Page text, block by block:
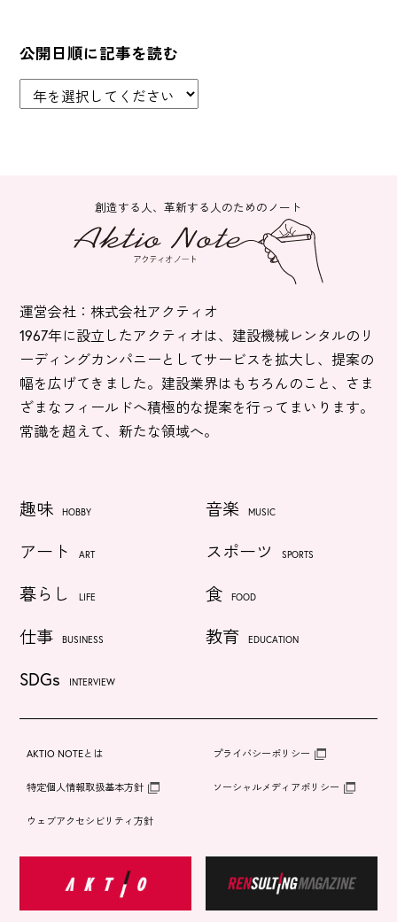
公開日順に記事を読む
創造する人、革新する人のためのノート
運営会社：株式会社アクティオ
1967年に設立したアクティオは、建設機械レンタルのリ
ーディングカンパニーとしてサービスを拡大し、提案の
幅を広げてきました。建設業界はもちろんのこと、さま
ざまなフィールドへ積極的な提案を行ってまいります。
常識を超えて、新たな領域へ。
趣味 HOBBY 音楽 MUSIC
アート ART スポーツ SPORTS
暮らし LIFE 食 FOOD
仕事 BUSINESS 教育 EDUCATION
SDGs INTERVIEW
AKTIO NOTEとは プライバシーポリシー
特定個人情報取扱基本方針 ソーシャルメディアポリシー
ウェブアクセシビリティ方針